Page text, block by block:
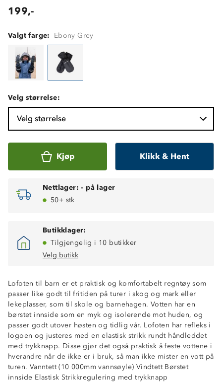
199,-
Valgt farge: Ebony Grey
Velg størrelse:
Velg størrelse
Kjøp Klikk & Hent
Nettlager: - på lager
50+ stk
Butikklager:
Tilgjengelig i 10 butikker
Velg butikk
Lofoten til barn er et praktisk og komfortabelt regntøy som
passer like godt til fritiden på turer i skog og mark eller
lekeplasser, som til skole og barnehagen. Votten har en
børstet innside som en myk og isolerende mot huden, og
passer godt utover høsten og tidlig vår. Lofoten har refleks i
logoen og justeres med en elastisk strikk rundt håndleddet
med trykknapp. Disse gjør det også praktisk å feste vottene i
hverandre når de ikke er i bruk, så man ikke mister en vott på
turen. Vanntett (10 000mm vannsøyle) Vindtett Børstet
innside Elastisk Strikkregulering med trykknapp
Vanntett (10 000mm vannsøyle)
Vindtett
Børstet innside